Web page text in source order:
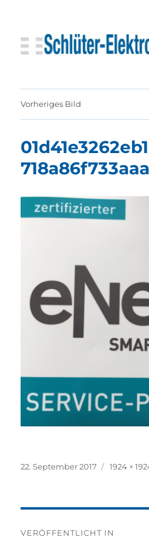
Schlüter-
Vorheriges Bild
Veröffentlicht
22. September 2017 1924 ×
VERÖFFENTLICHT IN